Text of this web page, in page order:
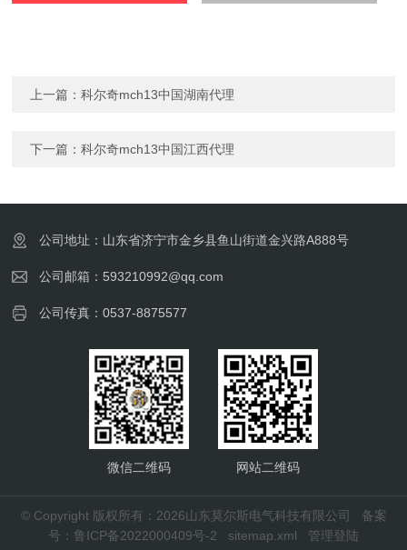
上一篇：科尔奇mch13中国湖南代理
下一篇：科尔奇mch13中国江西代理
公司地址：山东省济宁市金乡县鱼山街道金兴路A888号
公司邮箱：593210992@qq.com
公司传真：0537-8875577
微信二维码 网站二维码
© Copyright 版权所有：2026山东莫尔斯电气科技有限公司 备案
号：鲁ICP备2022000409号-2
sitemap.xml 管理登陆